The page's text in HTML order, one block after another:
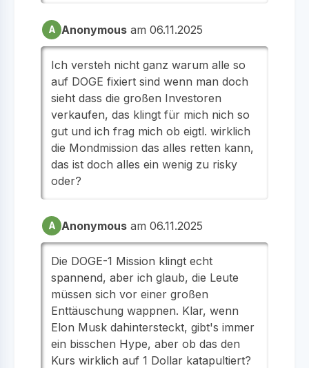
A Anonymous am 06.11.2025
Ich versteh nicht ganz warum alle so
auf DOGE fixiert sind wenn man doch
sieht dass die großen Investoren
verkaufen, das klingt für mich nich so
gut und ich frag mich ob eigtl. wirklich
die Mondmission das alles retten kann,
das ist doch alles ein wenig zu risky
oder?
A Anonymous am 06.11.2025
Die DOGE-1 Mission klingt echt
spannend, aber ich glaub, die Leute
müssen sich vor einer großen
Enttäuschung wappnen. Klar, wenn
Elon Musk dahintersteckt, gibt's immer
ein bisschen Hype, aber ob das den
Kurs wirklich auf 1 Dollar katapultiert?